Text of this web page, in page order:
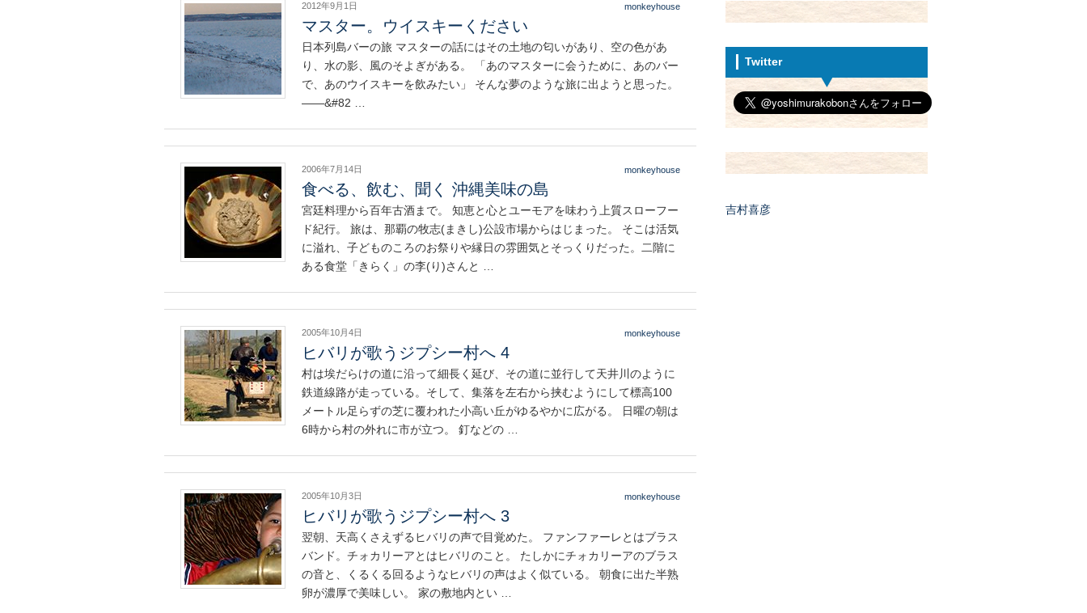
2012年9月1日 monkeyhouse
マスター。ウイスキーください
日本列島バーの旅 マスターの話にはその土地の匂いがあり、空の色があ
り、水の影、風のそよぎがある。 「あのマスターに会うために、あのバー
で、あのウイスキーを飲みたい」 そんな夢のような旅に出ようと思った。
——&#82 …
2006年7月14日 monkeyhouse
食べる、飲む、聞く 沖縄美味の島
宮廷料理から百年古酒まで。 知恵と心とユーモアを味わう上質スローフー
ド紀行。 旅は、那覇の牧志(まきし)公設市場からはじまった。 そこは活気
に溢れ、子どものころのお祭りや縁日の雰囲気とそっくりだった。二階に
ある食堂「きらく」の李(り)さんと …
2005年10月4日 monkeyhouse
ヒバリが歌うジプシー村へ 4
村は埃だらけの道に沿って細長く延び、その道に並行して天井川のように
鉄道線路が走っている。そして、集落を左右から挟むようにして標高100
メートル足らずの芝に覆われた小高い丘がゆるやかに広がる。 日曜の朝は
6時から村の外れに市が立つ。 釘などの …
2005年10月3日 monkeyhouse
ヒバリが歌うジプシー村へ 3
翌朝、天高くさえずるヒバリの声で目覚めた。 ファンファーレとはブラス
バンド。チォカリーアとはヒバリのこと。 たしかにチォカリーアのブラス
の音と、くるくる回るようなヒバリの声はよく似ている。 朝食に出た半熟
卵が濃厚で美味しい。 家の敷地内とい …
Twitter
吉村喜彦